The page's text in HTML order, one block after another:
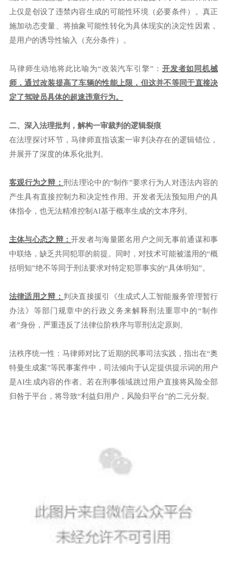
上仅是创设了违禁内容生成的可能性环境（必要条件）。真正
施加动态变量、将抽象可能性转化为具体现实的决定性因素，
是用户的诱导性输入（充分条件）。
马律师生动地将此比喻为“改装汽车引擎”： 开发者如同机械
师，通过改装提高了车辆的性能上限，但这并不等同于直接决
定了驾驶员具体的超速违章行为。
二、深入法理批判，解构一审裁判的逻辑裂痕
在法理探讨环节，马律师直指该案一审判决存在的逻辑错位，
并展开了深度的体系化批判。
客观行为之辩：刑法理论中的“制作”要求行为人对违法内容的
产生具有直接控制力和决定性作用。开发者无法预知用户的具
体指令，也无法精准控制AI基于概率生成的文本序列。
主体与心态之辩：开发者与海量匿名用户之间无事前通谋和事
中联络，缺乏共同犯罪的前提。同时，对技术可能被滥用的“概
括明知”绝不等同于刑法要求对特定犯罪事实的“具体明知”。
法律适用之辩： 判决直接援引《生成式人工智能服务管理暂行
办法》等部门规章中的行政义务来解释刑法重罪中的“制作
者”身份，严重违反了法律位阶秩序与罪刑法定原则。
法秩序统一性：马律师对比了近期的民事司法实践，指出在“奥
特曼生成案”等民事案件中，司法倾向于认定提供提示词的用户
是AI生成内容的作者。若在刑事领域跳过用户直接将风险全部
归咎于平台，将导致“利益归用户，风险归平台”的二元分裂。